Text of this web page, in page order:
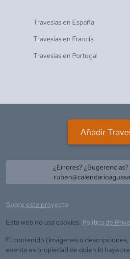
Travesías en España
Travesías en Francia
Travesías en Portugal
Añadir
¿Errores?
Sobre este proyecto
Esta web no usa cookies. Política de
El contenido (imágenes o
evento es propiedad de quien lo haya